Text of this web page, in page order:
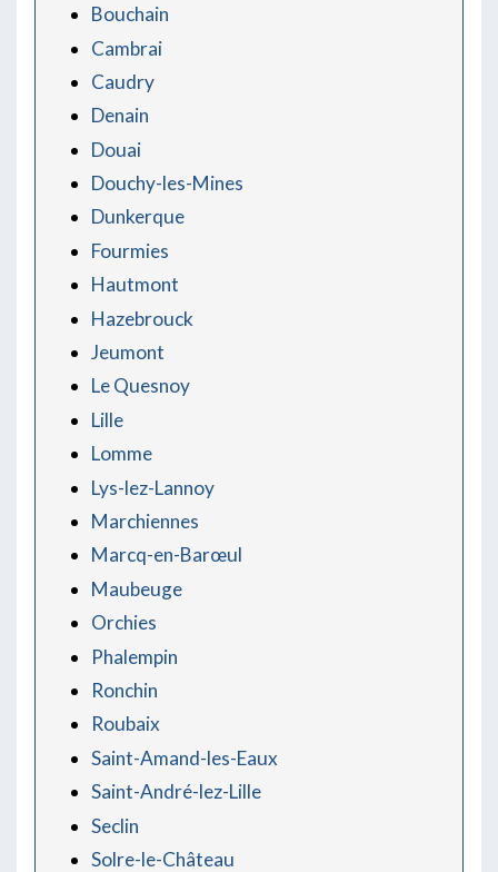
Bouchain
Cambrai
Caudry
Denain
Douai
Douchy-les-Mines
Dunkerque
Fourmies
Hautmont
Hazebrouck
Jeumont
Le Quesnoy
Lille
Lomme
Lys-lez-Lannoy
Marchiennes
Marcq-en-Barœul
Maubeuge
Orchies
Phalempin
Ronchin
Roubaix
Saint-Amand-les-Eaux
Saint-André-lez-Lille
Seclin
Solre-le-Château